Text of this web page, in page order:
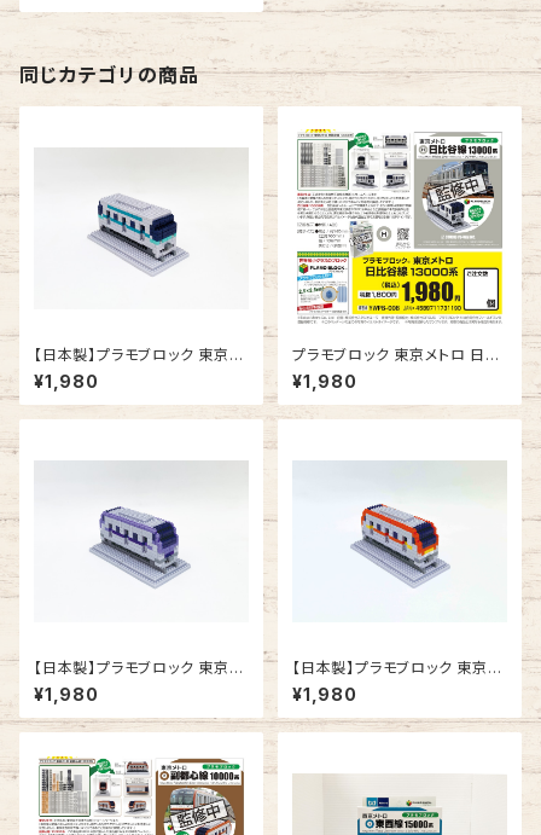
同じカテゴリの商品
【日本製】プラモブロック 東京メ
トロ 南北線 9000系
¥1,980
プラモブロック 東京メトロ 日比
谷線 13000系
¥1,980
【日本製】プラモブロック 東京メ
トロ 半蔵門線 18000系
¥1,980
【日本製】プラモブロック 東京メ
トロ 有楽町線 17000系
¥1,980